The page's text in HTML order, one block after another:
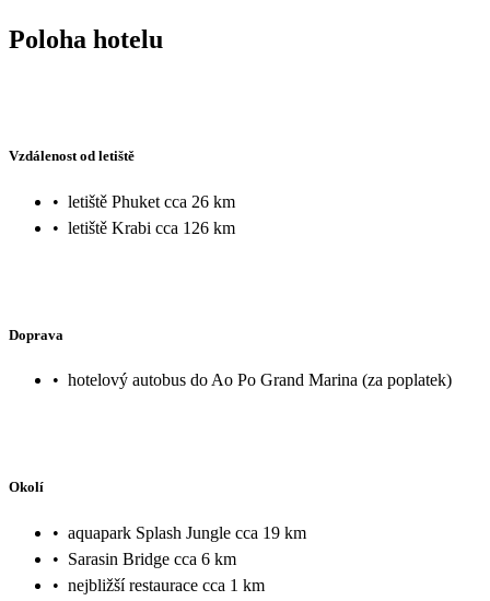
Poloha hotelu
Vzdálenost od letiště
• letiště Phuket cca 26 km
• letiště Krabi cca 126 km
Doprava
• hotelový autobus do Ao Po Grand Marina (za poplatek)
Okolí
• aquapark Splash Jungle cca 19 km
• Sarasin Bridge cca 6 km
• nejbližší restaurace cca 1 km